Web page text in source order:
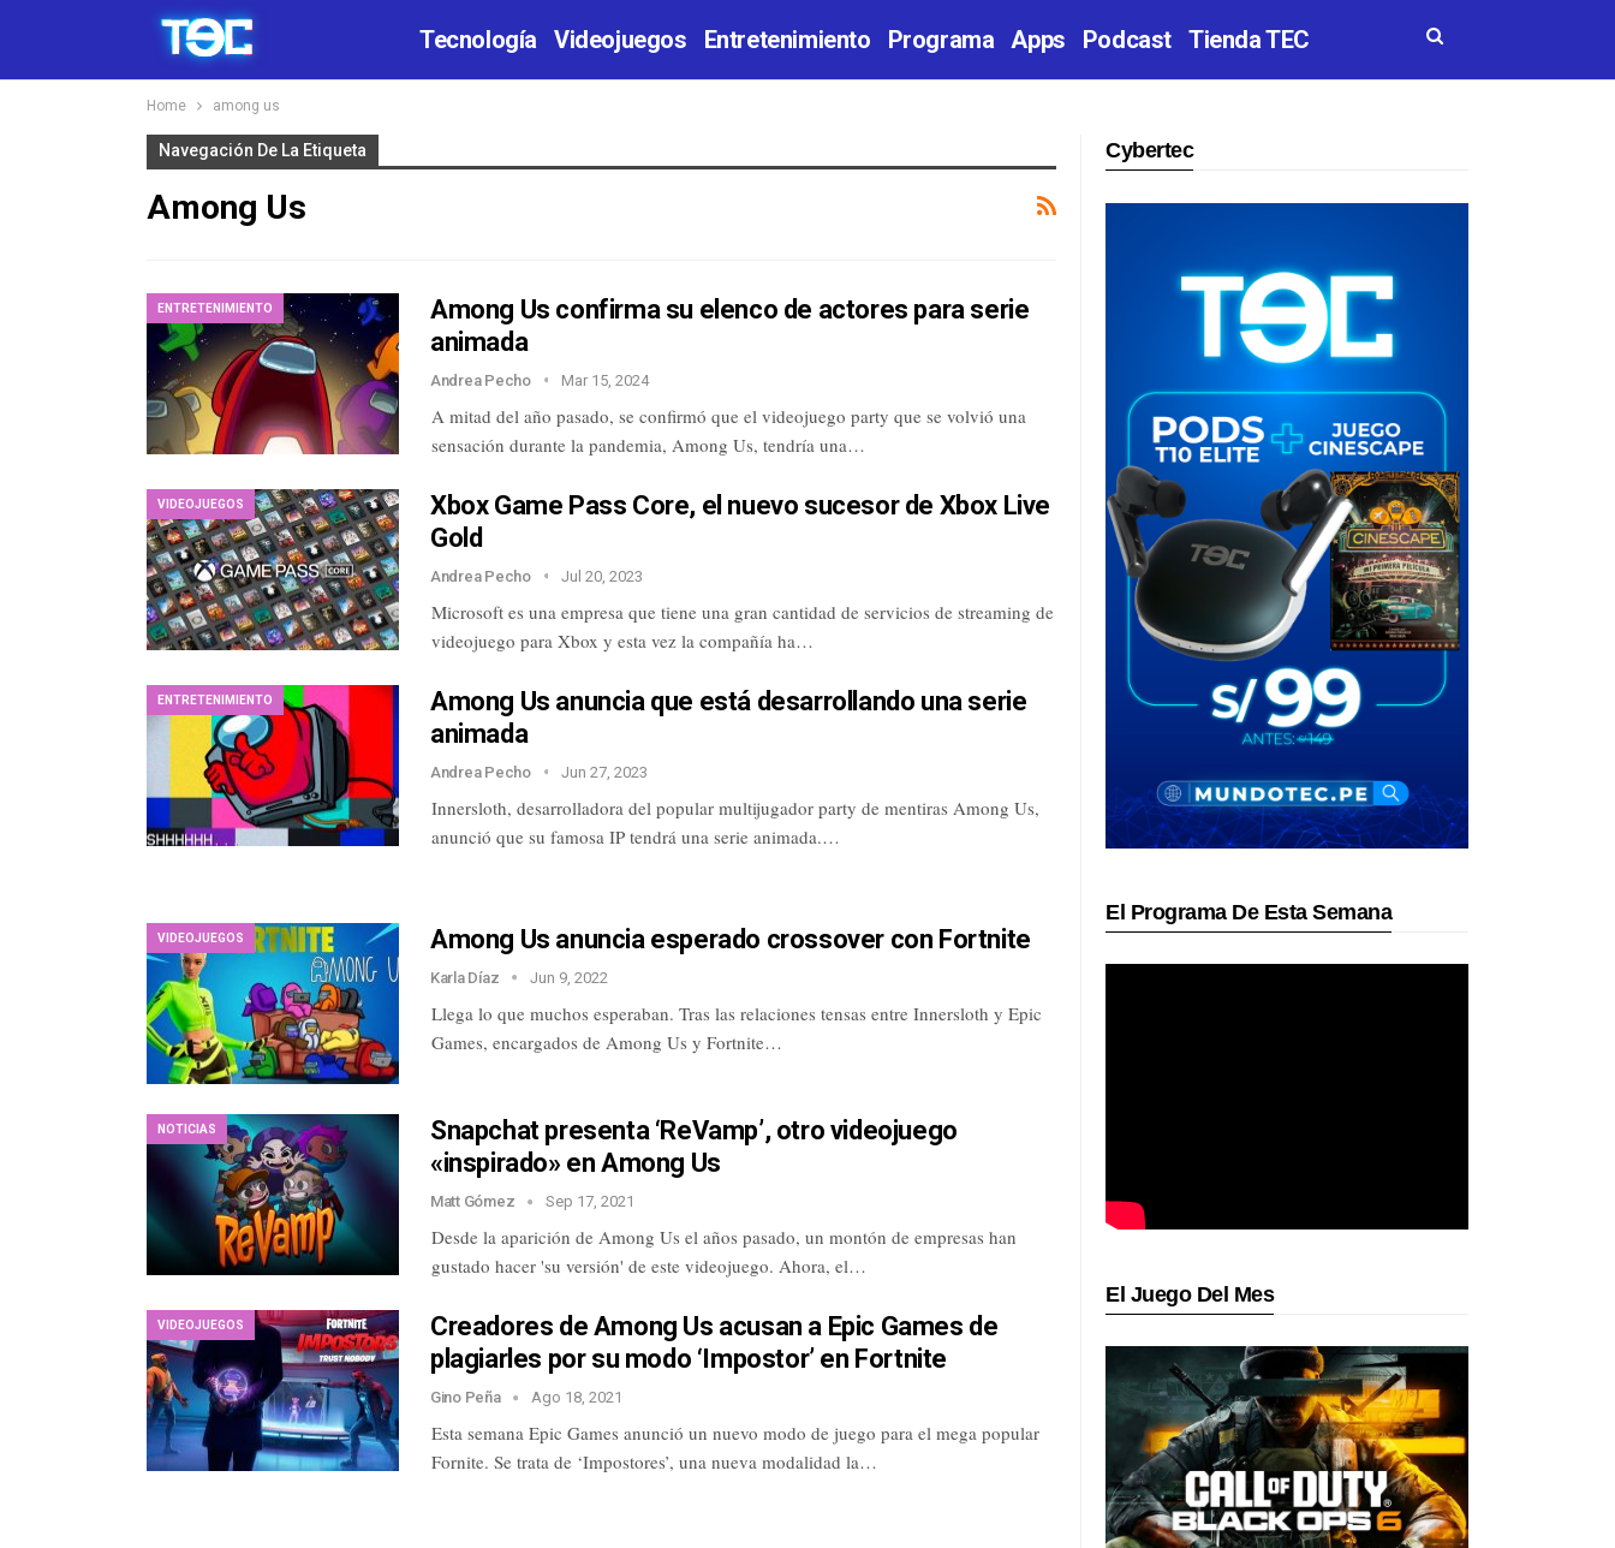
Tecnología Videojuegos Entretenimiento Programa Apps Podcast Tienda TEC
Home among us
Navegación De La Etiqueta
Among Us
ENTRETENIMIENTO
Among Us confirma su elenco de actores para serie
animada
Andrea Pecho Mar 15, 2024
A mitad del año pasado, se confirmó que el videojuego party que se volvió una
sensación durante la pandemia, Among Us, tendría una…
VIDEOJUEGOS
Xbox Game Pass Core, el nuevo sucesor de Xbox Live
Gold
Andrea Pecho Jul 20, 2023
Microsoft es una empresa que tiene una gran cantidad de servicios de streaming de
videojuego para Xbox y esta vez la compañía ha…
ENTRETENIMIENTO
Among Us anuncia que está desarrollando una serie
animada
Andrea Pecho Jun 27, 2023
Innersloth, desarrolladora del popular multijugador party de mentiras Among Us,
anunció que su famosa IP tendrá una serie animada.…
VIDEOJUEGOS Among Us anuncia esperado crossover con Fortnite
Karla Díaz Jun 9, 2022
Llega lo que muchos esperaban. Tras las relaciones tensas entre Innersloth y Epic
Games, encargados de Among Us y Fortnite…
NOTICIAS
Snapchat presenta ‘ReVamp’, otro videojuego
«inspirado» en Among Us
Matt Gómez Sep 17, 2021
Desde la aparición de Among Us el años pasado, un montón de empresas han
gustado hacer 'su versión' de este videojuego. Ahora, el…
VIDEOJUEGOS
Creadores de Among Us acusan a Epic Games de
plagiarles por su modo ‘Impostor’ en Fortnite
Gino Peña Ago 18, 2021
Esta semana Epic Games anunció un nuevo modo de juego para el mega popular
Fornite. Se trata de ‘Impostores’, una nueva modalidad la…
Cybertec
El Programa De Esta Semana
El Juego Del Mes